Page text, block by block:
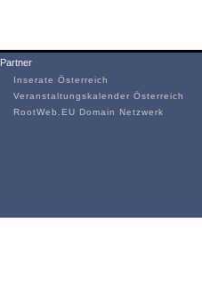
Partner
Inserate Österreich
Veranstaltungskalender Österreich
RootWeb.EU Domain Netzwerk